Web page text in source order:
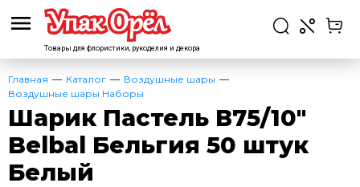
Товары для флористики, рукоделия и декора
Главная Каталог
Воздушные шары
Воздушные шары Наборы
Шарик Пастель В75/10″
Belbal Бельгия 50 штук
Белый